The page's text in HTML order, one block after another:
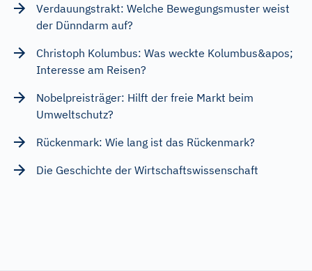
Verdauungstrakt: Welche Bewegungsmuster weist
der Dünndarm auf?
Christoph Kolumbus: Was weckte Kolumbus&apos;
Interesse am Reisen?
Nobelpreisträger: Hilft der freie Markt beim
Umweltschutz?
Rückenmark: Wie lang ist das Rückenmark?
Die Geschichte der Wirtschaftswissenschaft